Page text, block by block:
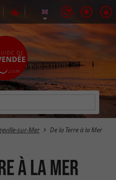
sur-Mer De la Terre à la Mer
à la Mer